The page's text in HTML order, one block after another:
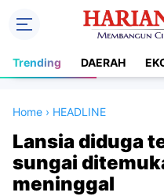
Trending DAERAH
Home › HEADLINE
Lansia diduga
sungai
meninggal